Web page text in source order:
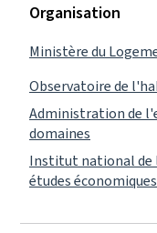
Organisation
Ministère du
Observatoire de
Administration de
domaines
Institut national de
études économiques